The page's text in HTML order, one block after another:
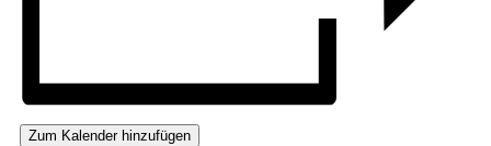
Zum Kalender hinzufügen